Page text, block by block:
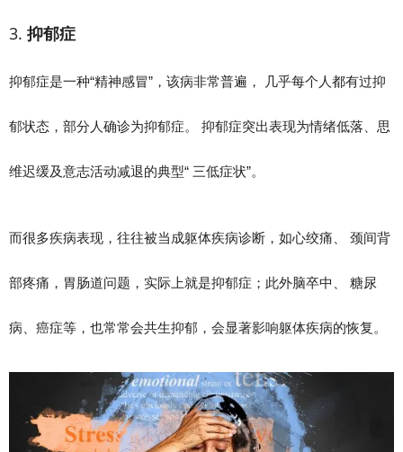
3. 抑郁症
抑郁症是一种“精神感冒”，该病非常普遍， 几乎每个人都有过抑
郁状态，部分人确诊为抑郁症。 抑郁症突出表现为情绪低落、思
维迟缓及意志活动减退的典型“ 三低症状”。
而很多疾病表现，往往被当成躯体疾病诊断，如心绞痛、 颈间背
部疼痛，胃肠道问题，实际上就是抑郁症；此外脑卒中、 糖尿
病、癌症等，也常常会共生抑郁，会显著影响躯体疾病的恢复。